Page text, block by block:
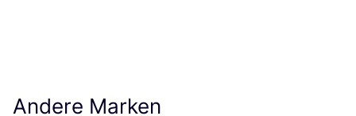
Andere Marken